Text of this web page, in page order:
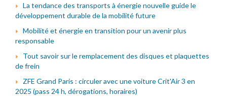
La tendance des transports à énergie nouvelle guide le
développement durable de la mobilité future
Mobilité et énergie en transition pour un avenir plus
responsable
Tout savoir sur le remplacement des disques et plaquettes
de frein
ZFE Grand Paris : circuler avec une voiture Crit'Air 3 en
2025 (pass 24 h, dérogations, horaires)